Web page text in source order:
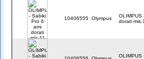
10406555 Olympus
OLIMPUS
dorati
OLIMPUS